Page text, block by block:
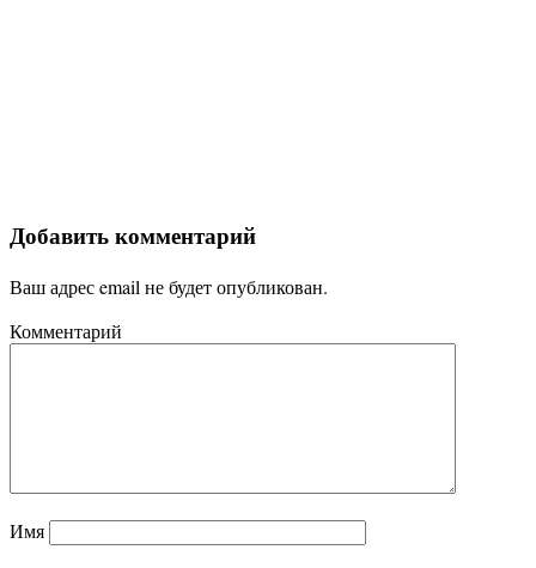
Добавить комментарий
Ваш адрес email не будет опубликован.
Комментарий
Имя